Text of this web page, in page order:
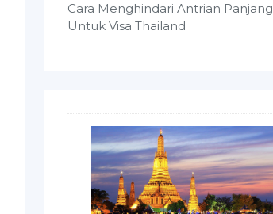
Cara Menghindari Antrian Panjang
Untuk Visa Thailand